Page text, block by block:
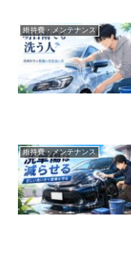
維持費・メンテナンス
維持費・メンテナンス